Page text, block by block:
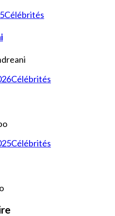
Célébrités
Célébrités
Célébrités